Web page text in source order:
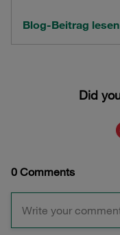
Blog-Beitrag lesen